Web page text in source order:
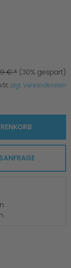
€ * (30% gespart)
zzgl. Versandkosten